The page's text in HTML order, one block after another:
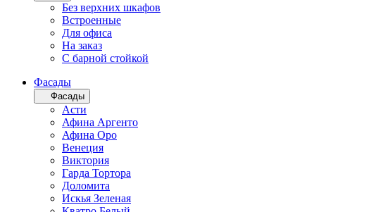
Без верхних шкафов
Встроенные
Для офиса
На заказ
С барной стойкой
Фасады
Фасады
Асти
Афина Аргенто
Афина Оро
Венеция
Виктория
Гарда Тортора
Доломита
Искья Зеленая